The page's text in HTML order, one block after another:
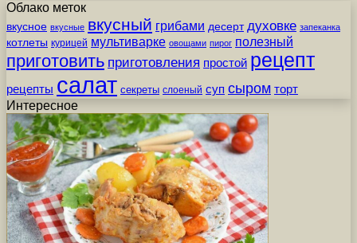
Облако меток
вкусное вкусные вкусный грибами десерт духовке запеканка
котлеты курицей мультиварке овощами пирог полезный
приготовить приготовления простой рецепт
рецепты салат секреты слоеный суп сыром торт
Интересное